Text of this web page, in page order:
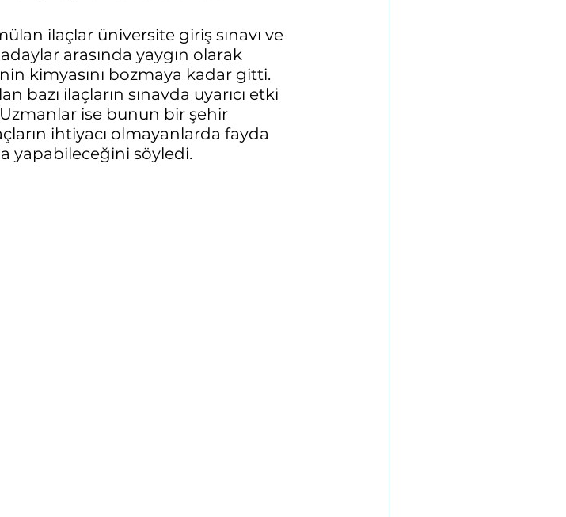
ilaçlar üniversite giriş sınavı ve
adaylar arasında yaygın olarak
kimyasını bozmaya kadar gitti.
bazı ilaçların sınavda uyarıcı etki
Uzmanlar ise bunun bir şehir
ihtiyacı olmayanlarda fayda
yapabileceğini söyledi.